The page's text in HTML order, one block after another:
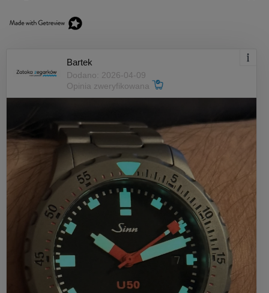
Bartek
Dodano: 2026-04-09
Opinia zweryfikowana